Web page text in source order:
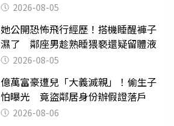
2026-08-05
她公開恐怖飛行經歷！搭機睡醒褲子
濕了 鄰座男趁熟睡猥褻還疑留體液
2026-08-05
億萬富豪遭兒「大義滅親」！偷生子
怕曝光 竟盜鄰居身份辦假證落戶
2026-08-06